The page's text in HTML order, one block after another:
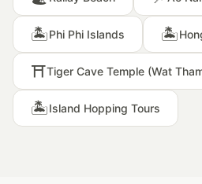
🏝️Phi Phi Islands 🏝️
⛩️Tiger Cave Temple (Wat
🏝️Island Hopping Tours